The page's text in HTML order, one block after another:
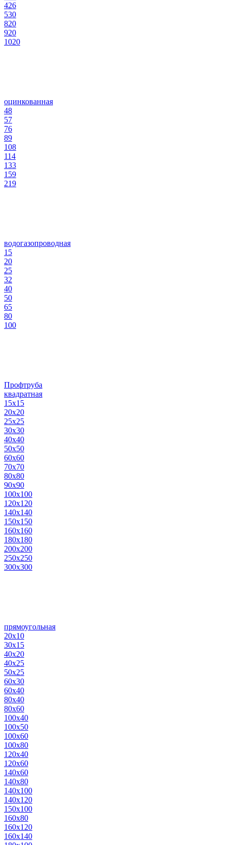
426
530
820
920
1020
оцинкованная
48
57
76
89
108
114
133
159
219
водогазопроводная
15
20
25
32
40
50
65
80
100
Профтруба
квадратная
15х15
20х20
25х25
30х30
40х40
50х50
60х60
70х70
80х80
90х90
100х100
120х120
140х140
150х150
160х160
180х180
200х200
250х250
300х300
прямоугольная
20х10
30х15
40х20
40х25
50х25
60х30
60х40
80х40
80х60
100х40
100х50
100х60
100х80
120х40
120х60
140х60
140х80
140х100
140х120
150х100
160х80
160х120
160х140